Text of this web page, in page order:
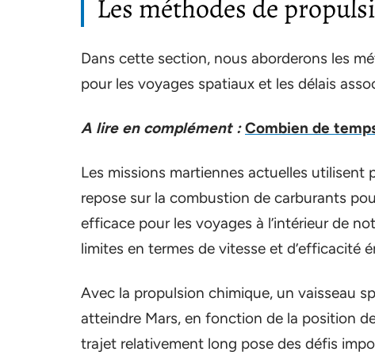
Les méthodes de
Dans cette section, nous aborderons les
pour les voyages spatiaux et les délais
A lire en complément : Combien de
Les missions martiennes actuelles utilisent
repose sur la combustion de carburants
efficace pour les voyages à l’intérieur de
limites en termes de vitesse et d’efficacité
Avec la propulsion chimique, un vaisseau
atteindre Mars, en fonction de la position
trajet relativement long pose des défis